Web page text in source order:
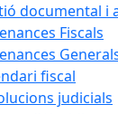
documental i
Fiscals
fiscal
judicials